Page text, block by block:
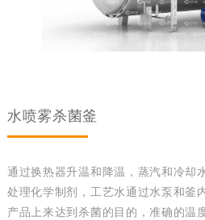
装卸笼系统
静水压杀菌系统
粽子蒸煮锅
水喷雾杀菌釜
通过换热器升温和降温，蒸汽和冷却
处理化学制剂，工艺水通过水泵和釜
产品上来达到杀菌的目的，准确的温